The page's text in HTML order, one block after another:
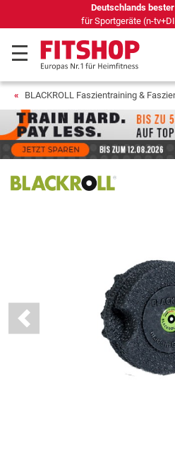
69 Fachmärkte vor Ort
BLACKROLL Faszientraining &
Previous